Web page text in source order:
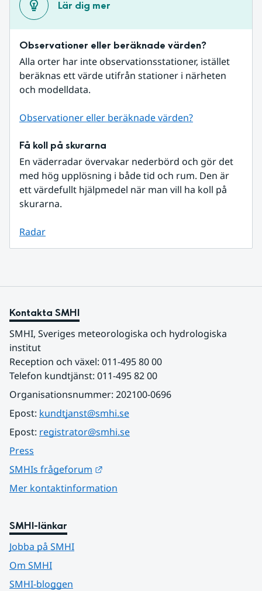
Lär dig mer
Observationer eller beräknade värden?
Alla orter har inte observationsstationer, istället
beräknas ett värde utifrån stationer i närheten
och modelldata.
Observationer eller beräknade värden?
Få koll på skurarna
En väderradar övervakar nederbörd och gör det
med hög upplösning i både tid och rum. Den är
ett värdefullt hjälpmedel när man vill ha koll på
skurarna.
Radar
Kontakta SMHI
SMHI, Sveriges meteorologiska och hydrologiska
institut
Reception och växel: 011-495 80 00
Telefon kundtjänst: 011-495 82 00
Organisationsnummer: 202100-0696
Epost: kundtjanst@smhi.se
Epost: registrator@smhi.se
Press
SMHIs frågeforum
Mer kontaktinformation
SMHI-länkar
Jobba på SMHI
Om SMHI
SMHI-bloggen